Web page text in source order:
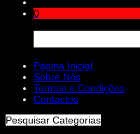
0
Página Inicial
Sobre Nós
Termos e Condições
Contactos
Pesquisar Categorias